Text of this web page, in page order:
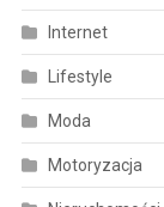
Internet
Lifestyle
Moda
Motoryzacja